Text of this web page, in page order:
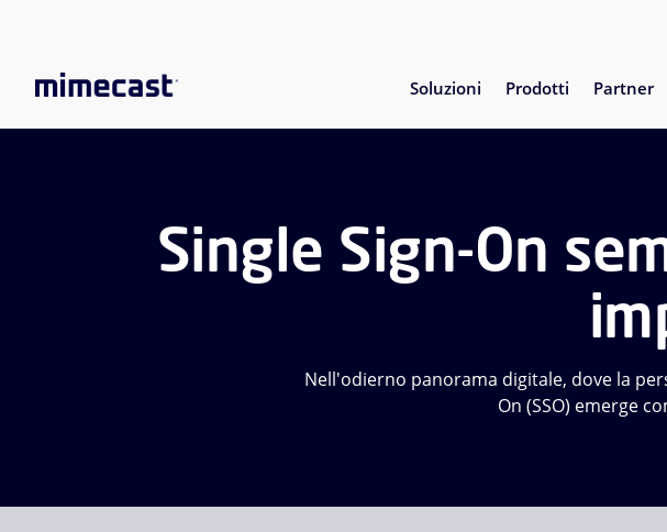
Soluzioni Prodotti Partner
Single Sign-On
Nell'odierno panorama digitale, dove la
On (SSO) emerge